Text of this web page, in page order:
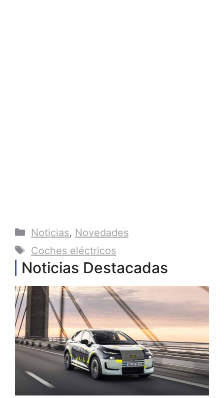
Categorías
Noticias, Novedades
Etiquetas
Coches eléctricos
Noticias Destacadas